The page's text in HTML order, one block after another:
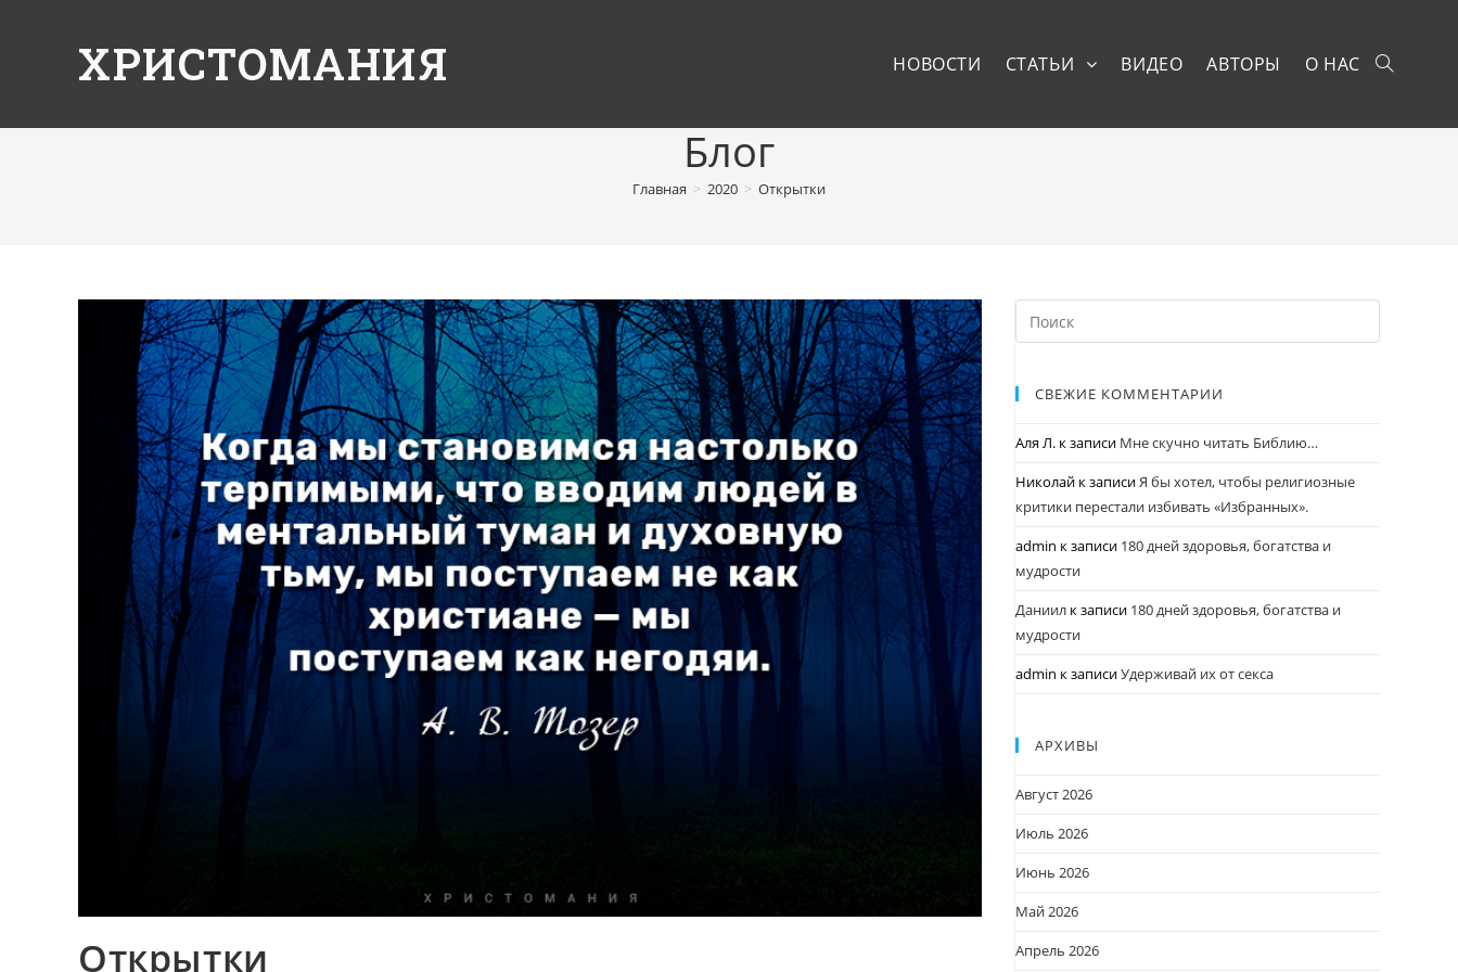
ХРИСТОМАНИЯ НОВОСТИ СТАТЬИ ВИДЕО АВТОРЫ О НАС
Блог
Главная > 2020 > Открытки
Открытки
СВЕЖИЕ КОММЕНТАРИИ
Аля Л. к записи Мне скучно читать Библию…
Николай к записиЯ бы хотел, чтобы религиозные
критики перестали избивать «Избранных».
admin к записи 180 дней здоровья, богатства и
мудрости
Даниил к записи 180 дней здоровья, богатства и
мудрости
admin к записиУдерживай их от секса
АРХИВЫ
Август 2026
Июль 2026
Июнь 2026
Май 2026
Апрель 2026